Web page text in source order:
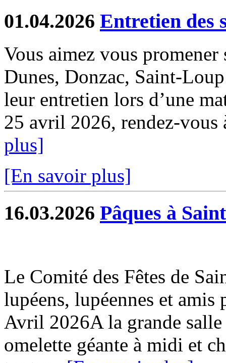
01.04.2026 Entretien des
Vous aimez vous
Dunes, Donzac, Saint-
leur entretien lors d’une
25 avril 2026, rendez-vous
plus]
[En savoir plus]
16.03.2026 Pâques à
Le Comité des Fêtes de
lupéens, lupéennes et
Avril 2026A la grande
omelette géante à midi et